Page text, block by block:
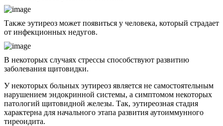
Также эутиреоз может появиться у человека, который страдает
от инфекционных недугов.
В некоторых случаях стрессы способствуют развитию
заболевания щитовидки.
У некоторых больных эутиреоз является не самостоятельным
нарушением эндокринной системы, а симптомом некоторых
патологий щитовидной железы. Так, эутиреозная стадия
характерна для начального этапа развития аутоиммунного
тиреоидита.